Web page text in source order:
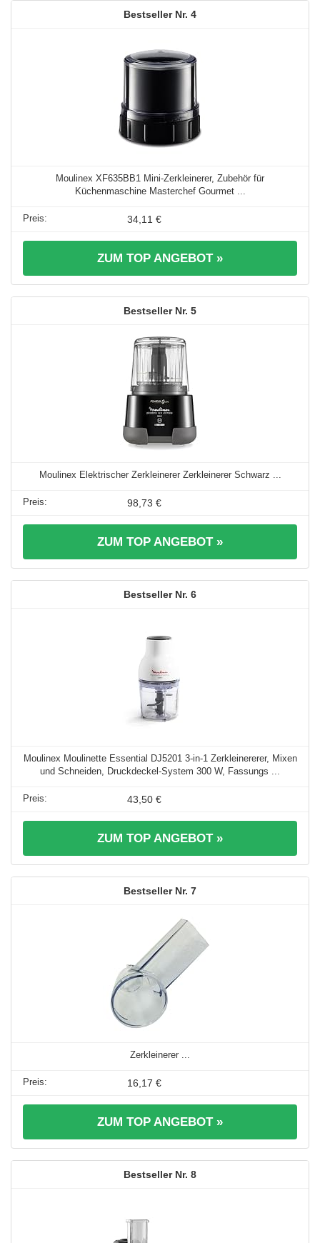
4
Moulinex XF635BB1 Mini-Zerkleinerer, Zubehör für
Küchenmaschine Masterchef Gourmet ...
34,11 €
ZUM TOP ANGEBOT »
5
Moulinex Elektrischer Zerkleinerer Zerkleinerer Schwarz ...
98,73 €
ZUM TOP ANGEBOT »
6
Moulinex Moulinette Essential DJ5201 3-in-1 Zerkleinererer, Mixen
und Schneiden, Druckdeckel-System 300 W, Fassungs ...
43,50 €
ZUM TOP ANGEBOT »
7
Zerkleinerer ...
16,17 €
ZUM TOP ANGEBOT »
8